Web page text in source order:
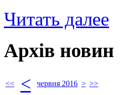
Читать далее
Архів новин
<< < червня 2016 > >>